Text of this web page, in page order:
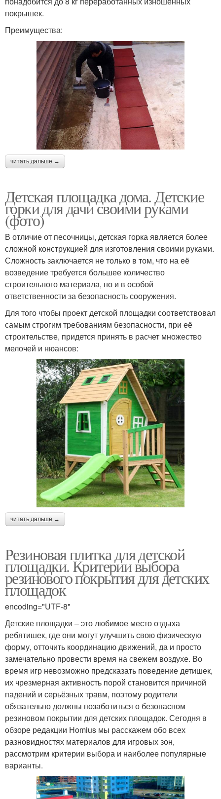
покрышек.
Преимущества:
читать дальше →
Детская площадка дома. Детские
горки для дачи своими руками
(фото)
В отличие от песочницы, детская горка является более
сложной конструкцией для изготовления своими руками.
Сложность заключается не только в том, что на её
возведение требуется большее количество
строительного материала, но и в особой
ответственности за безопасность сооружения.
Для того чтобы проект детской площадки соответствовал
самым строгим требованиям безопасности, при её
строительстве, придется принять в расчет множество
мелочей и нюансов:
читать дальше →
Резиновая плитка для детской
площадки. Критерии выбора
резинового покрытия для детских
площадок
encoding="UTF-8"
Детские площадки – это любимое место отдыха
ребятишек, где они могут улучшить свою физическую
форму, отточить координацию движений, да и просто
замечательно провести время на свежем воздухе. Во
время игр невозможно предсказать поведение детишек,
их чрезмерная активность порой становится причиной
падений и серьёзных травм, поэтому родители
обязательно должны позаботиться о безопасном
резиновом покрытии для детских площадок. Сегодня в
обзоре редакции Homius мы расскажем обо всех
разновидностях материалов для игровых зон,
рассмотрим критерии выбора и наиболее популярные
варианты.